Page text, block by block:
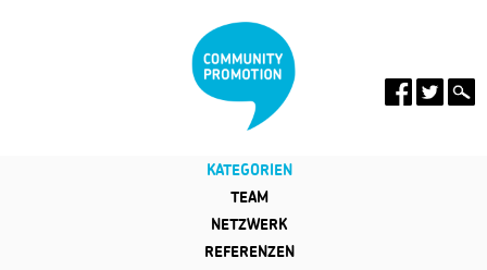
KATEGORIEN
TEAM
NETZWERK
REFERENZEN